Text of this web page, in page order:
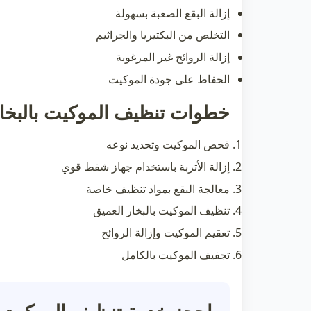
إزالة البقع الصعبة بسهولة
التخلص من البكتيريا والجراثيم
إزالة الروائح غير المرغوبة
الحفاظ على جودة الموكيت
خطوات تنظيف الموكيت
فحص الموكيت وتحديد نوعه
إزالة الأتربة باستخدام جهاز شفط قوي
معالجة البقع بمواد تنظيف خاصة
تنظيف الموكيت بالبخار العميق
تعقيم الموكيت وإزالة الروائح
تجفيف الموكيت بالكامل